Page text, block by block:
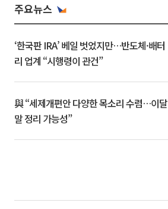
주요뉴스
‘한국판 IRA’ 베일 벗었지만…반도체·배터
리 업계 “시행령이 관건”
與 “세제개편안 다양한 목소리 수렴…이달
말 정리 가능성”